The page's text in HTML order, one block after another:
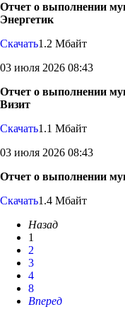
Отчет о выполнении
Энергетик
Скачать1.2 Мбайт
03 июля 2026 08:43
Отчет о выполнении
Визит
Скачать1.1 Мбайт
03 июля 2026 08:43
Отчет о выполнении
Скачать1.4 Мбайт
Назад
1
2
3
4
8
Вперед